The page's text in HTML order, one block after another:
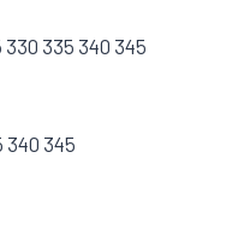
330 335 340 345
340 345